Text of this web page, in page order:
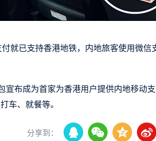
就已支持香港地铁，内地旅客使用微
宣布成为首家为香港用户提供内地移动
车、就餐等。
分享到：